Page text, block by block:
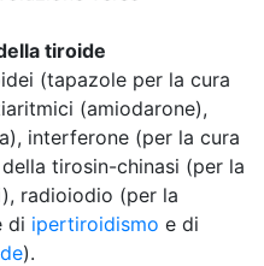
tiroide
(tapazole per la cura
(amiodarone),
interferone (per la cura
tirosin-chinasi (per la
radioiodio (per la
di ipertiroidismo e di
).